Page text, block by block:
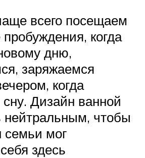
всего посещаем
когда
дню,
заряжаемся
когда
сну. Дизайн ванной
чтобы
мог
здесь